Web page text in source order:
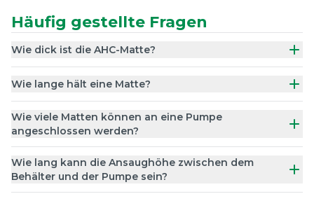
Häufig gestellte Fragen
Wie dick ist die AHC-Matte?
Wie lange hält eine Matte?
Wie viele Matten können an eine Pumpe
angeschlossen werden?
Wie lang kann die Ansaughöhe zwischen dem
Behälter und der Pumpe sein?